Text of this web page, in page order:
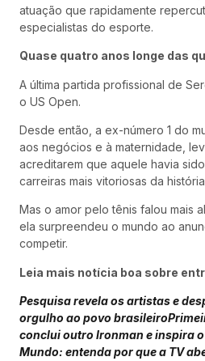
atuação que rapidamente
especialistas do esporte.
Quase quatro anos longe das
A última partida profissional de
o US Open.
Desde então, a ex-número 1 do
aos negócios e à maternidade,
acreditarem que aquele havia
carreiras mais vitoriosas da
Mas o amor pelo tênis falou mais
ela surpreendeu o mundo ao
competir.
Leia mais notícia boa sobre
Pesquisa revela os artistas e
orgulho ao povo brasileiro
conclui outro Ironman e inspira
Mundo: entenda por que a TV